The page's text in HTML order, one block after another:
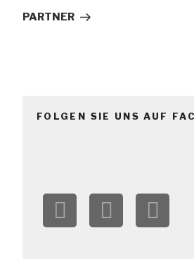
PARTNER
FOLGEN SIE UNS AUF